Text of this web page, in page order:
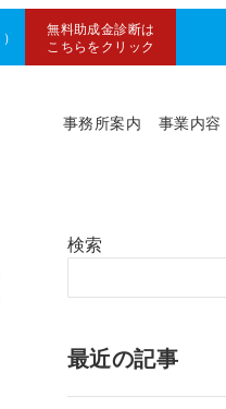
無料助成金診断は
こちらをクリック
事務所案内 事業内容
検索
最近の記事